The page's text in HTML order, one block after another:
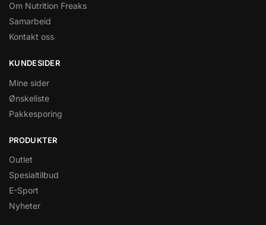
Om Nutrition Freaks
Samarbeid
Kontakt oss
KUNDESIDER
Mine sider
Ønskeliste
Pakkesporing
PRODUKTER
Outlet
Spesialtilbud
E-Sport
Nyheter